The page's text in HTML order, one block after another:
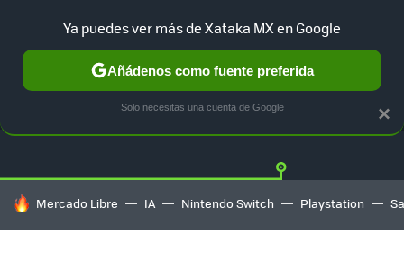
GUÍA DE COMPRAS MERCADO LIBRE
HOY SE HABLA DE
Mercado Libre IA Nintendo Switch Playstation
×
Ya puedes ver más de Xataka MX en Google
Añádenos como fuente preferida
Solo necesitas una cuenta de Google